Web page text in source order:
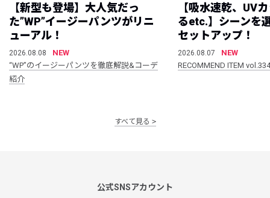
【新型も登場】大人気だっ
た”WP”イージーパンツがリニ
ューアル！
2026.08.08
NEW
“WP”のイージーパンツを徹底解説&コーデ
紹介
【吸水速乾、UV
るetc.】シーンを
セットアップ！
2026.08.07
NEW
RECOMMEND ITEM vol.334
すべて見る
公式SNSアカウント